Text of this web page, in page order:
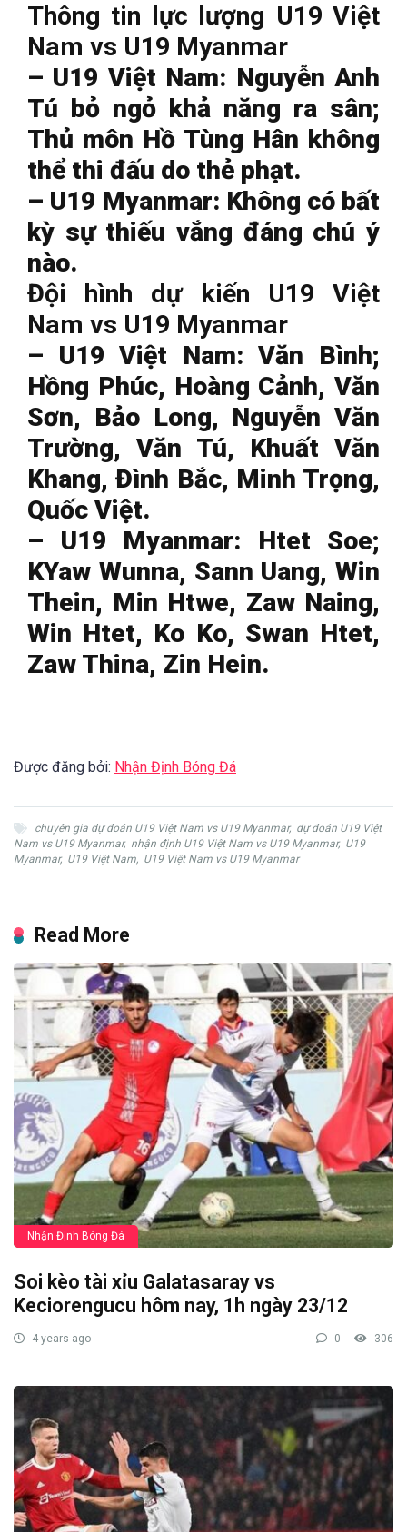
Thông tin lực lượng U19 Việt
Nam vs U19 Myanmar
– U19 Việt Nam: Nguyễn Anh
Tú bỏ ngỏ khả năng ra sân;
Thủ môn Hồ Tùng Hân không
thể thi đấu do thẻ phạt.
– U19 Myanmar: Không có bất
kỳ sự thiếu vắng đáng chú ý
nào.
Đội hình dự kiến U19 Việt
Nam vs U19 Myanmar
– U19 Việt Nam: Văn Bình;
Hồng Phúc, Hoàng Cảnh, Văn
Sơn, Bảo Long, Nguyễn Văn
Trường, Văn Tú, Khuất Văn
Khang, Đình Bắc, Minh Trọng,
Quốc Việt.
– U19 Myanmar: Htet Soe;
KYaw Wunna, Sann Uang, Win
Thein, Min Htwe, Zaw Naing,
Win Htet, Ko Ko, Swan Htet,
Zaw Thina, Zin Hein.
Được đăng bởi: Nhận Định Bóng Đá
chuyên gia dự đoán U19 Việt Nam vs U19 Myanmar, dự đoán U19 Việt
Nam vs U19 Myanmar, nhận định U19 Việt Nam vs U19 Myanmar, U19
Myanmar, U19 Việt Nam, U19 Việt Nam vs U19 Myanmar
Read More
Nhận Định Bóng Đá
Soi kèo tài xỉu Galatasaray vs
Keciorengucu hôm nay, 1h ngày 23/12
4 years ago 0 306